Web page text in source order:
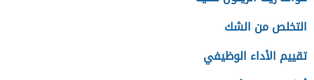
التخلص من الشك
تقييم الأداء الوظيفي